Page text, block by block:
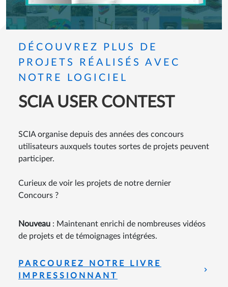
DÉCOUVREZ PLUS DE
PROJETS RÉALISÉS AVEC
NOTRE LOGICIEL
SCIA USER CONTEST
SCIA organise depuis des années des concours
utilisateurs auxquels toutes sortes de projets peuvent
participer.
Curieux de voir les projets de notre dernier
Concours ?
Nouveau : Maintenant enrichi de nombreuses vidéos
de projets et de témoignages intégrées.
PARCOUREZ NOTRE LIVRE
IMPRESSIONNANT